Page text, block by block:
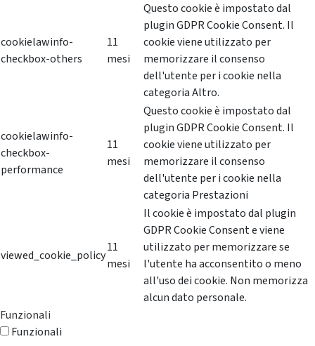
cookielawinfo-
checkbox-others
11
mesi
Questo cookie è impostato dal
plugin GDPR Cookie Consent. Il
cookie viene utilizzato per
memorizzare il consenso
dell'utente per i cookie nella
categoria Altro.
cookielawinfo-
checkbox-
performance
11
mesi
Questo cookie è impostato dal
plugin GDPR Cookie Consent. Il
cookie viene utilizzato per
memorizzare il consenso
dell'utente per i cookie nella
categoria Prestazioni
viewed_cookie_policy
11
mesi
Il cookie è impostato dal plugin
GDPR Cookie Consent e viene
utilizzato per memorizzare se
l'utente ha acconsentito o meno
all'uso dei cookie. Non memorizza
alcun dato personale.
Funzionali
Funzionali